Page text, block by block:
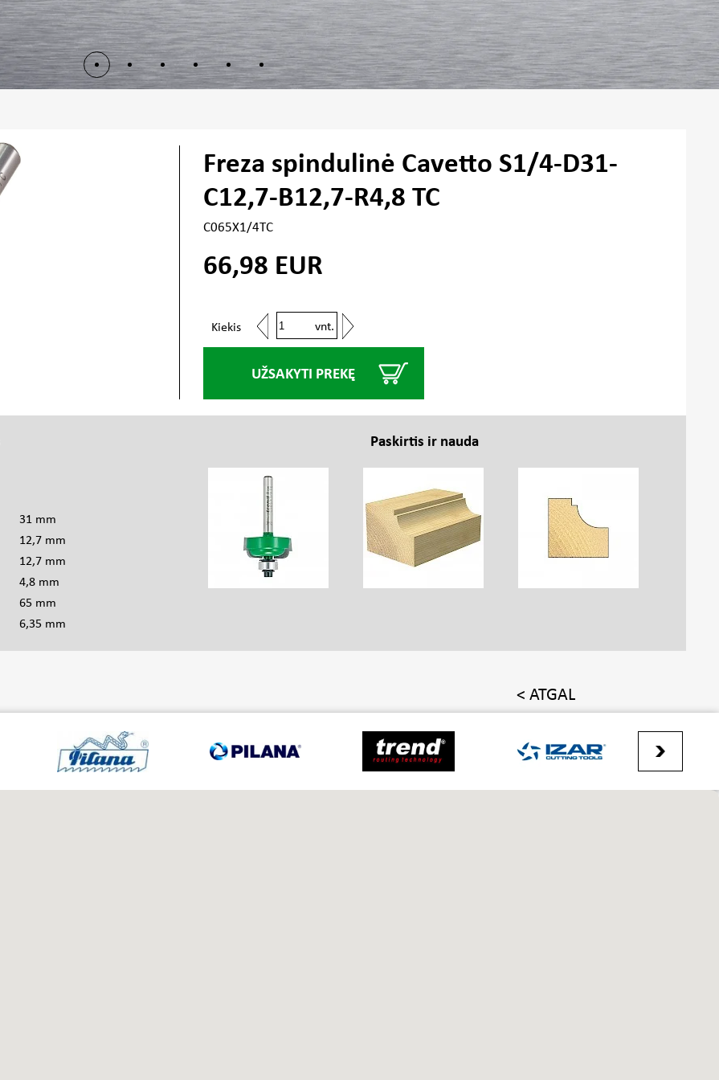
Freza spindulinė Cavetto S1/4-D31-
C12,7-B12,7-R4,8 TC
C065X1/4TC
66,98 EUR
Kiekis vnt.
UŽSAKYTI PREKĘ
31 mm
12,7 mm
12,7 mm
4,8 mm
65 mm
6,35 mm
Paskirtis ir nauda
< ATGAL